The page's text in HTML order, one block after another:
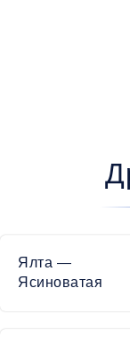
Ялта —
Ясиноватая